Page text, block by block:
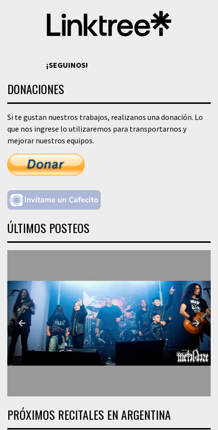
¡SEGUINOS!
DONACIONES
Si te gustan nuestros trabajos, realizanos una donación. Lo
que nos ingrese lo utilizaremos para transportarnos y
mejorar nuestros equipos.
ÚLTIMOS POSTEOS
PRÓXIMOS RECITALES EN ARGENTINA